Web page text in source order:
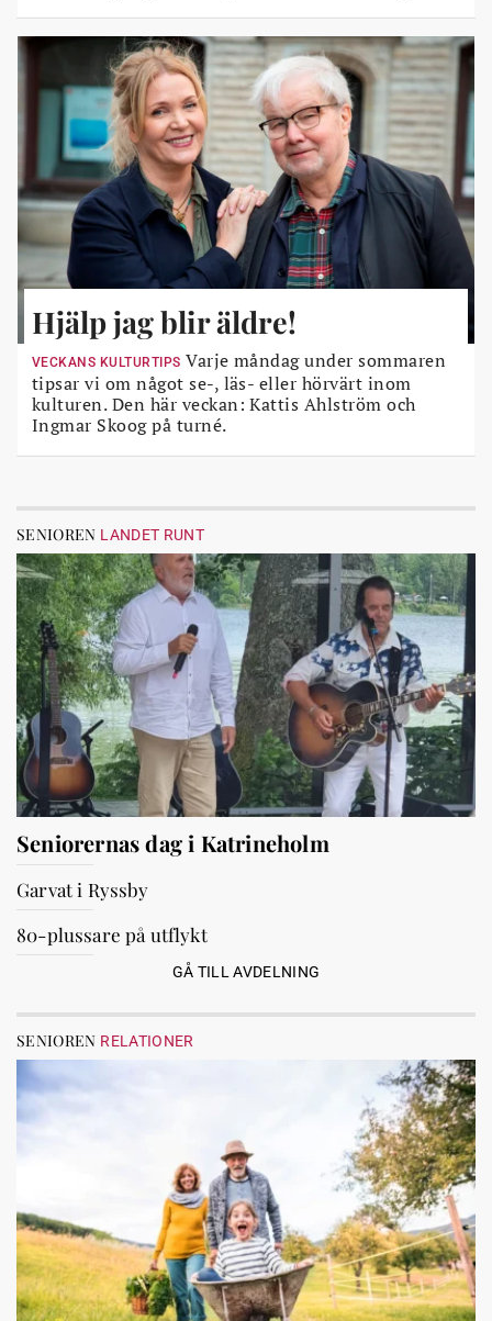
Hjälp jag blir äldre!
VECKANS KULTURTIPS Varje måndag under sommaren
tipsar vi om något se-, läs- eller hörvärt inom
kulturen. Den här veckan: Kattis Ahlström och
Ingmar Skoog på turné.
SENIOREN LANDET RUNT
Seniorernas dag i Katrineholm
Garvat i Ryssby
80-plussare på utflykt
GÅ TILL AVDELNING
SENIOREN RELATIONER